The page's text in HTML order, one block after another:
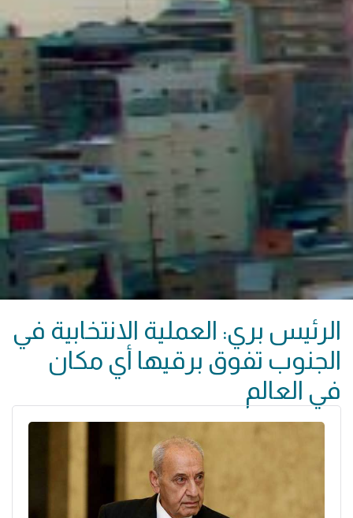
الرئيس بري: العملية الانتخابية في
الجنوب تفوق برقيها أي مكان
في العالم